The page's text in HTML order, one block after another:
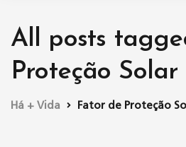
All posts
Proteção Solar
Há + Vida Fator de Proteção